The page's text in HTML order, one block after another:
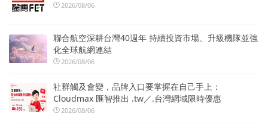
2026/08/06
聯合航空深耕台灣40週年 持續投資市場、升級機隊並強
化全球航網連結
2026/08/06
社群觸及會變，品牌入口要掌握在自己手上：
Cloudmax 匯智推出 .tw／.台灣網域限時優惠
2026/08/06